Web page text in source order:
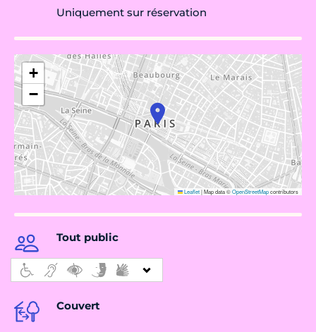
Uniquement sur réservation
+
−
Leaflet|Map data ©OpenStreetMapcontributors
Tout public
Couvert